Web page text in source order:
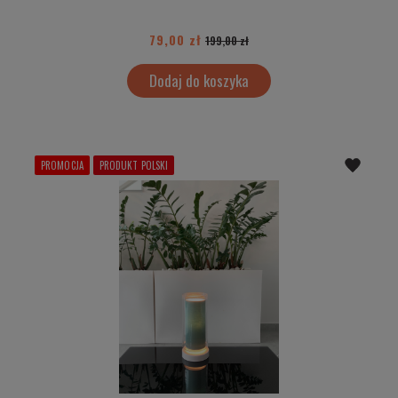
79,00 zł 199,00 zł
Dodaj do koszyka
PROMOCJA PRODUKT POLSKI